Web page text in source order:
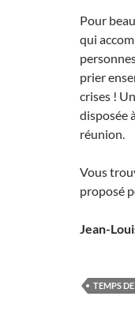
Pour
qui
prier
crises !
disposée
réunion.
Vous
proposé
Jean-
TEMPS